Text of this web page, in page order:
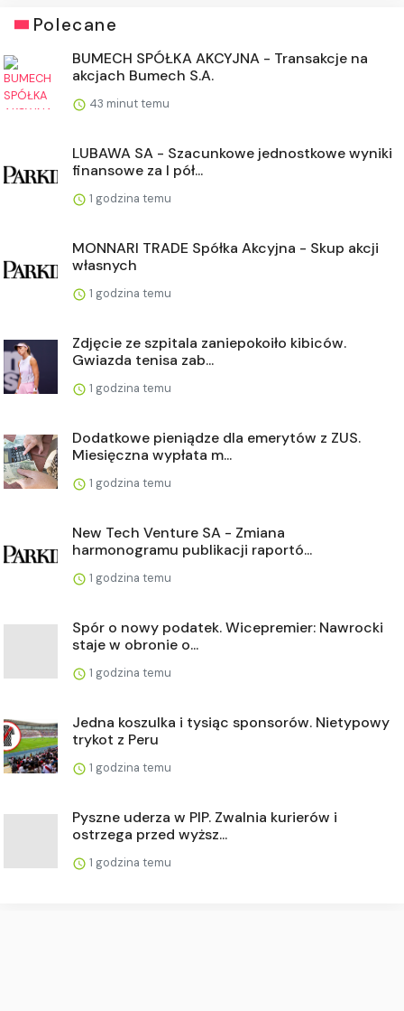
Polecane
BUMECH SPÓŁKA AKCYJNA - Transakcje na
akcjach Bumech S.A.
43 minut temu
LUBAWA SA - Szacunkowe jednostkowe wyniki
finansowe za I pół...
1 godzina temu
MONNARI TRADE Spółka Akcyjna - Skup akcji
własnych
1 godzina temu
Zdjęcie ze szpitala zaniepokoiło kibiców.
Gwiazda tenisa zab...
1 godzina temu
Dodatkowe pieniądze dla emerytów z ZUS.
Miesięczna wypłata m...
1 godzina temu
New Tech Venture SA - Zmiana
harmonogramu publikacji raportó...
1 godzina temu
Spór o nowy podatek. Wicepremier: Nawrocki
staje w obronie o...
1 godzina temu
Jedna koszulka i tysiąc sponsorów. Nietypowy
trykot z Peru
1 godzina temu
Pyszne uderza w PIP. Zwalnia kurierów i
ostrzega przed wyższ...
1 godzina temu